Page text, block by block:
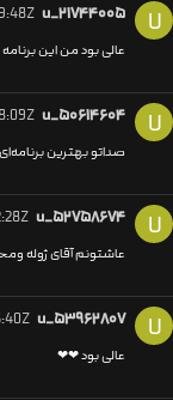
U u_۲۱۷۴۴۰۰۵
عالی بود من این
U u_۵۰۶۱۴۶۰۴
صداتو بهترین
U u_۵۲۷۵۸۶۷۴
عاشتونم آقای ژوله
U u_۵۳۹۶۲۸۰۷
عالی بود ❤❤